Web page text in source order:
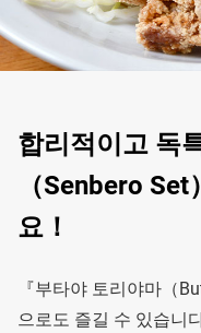
합리적이고 독
（Senbero
요！
『부타야 토리야마（
으로도 즐길 수 있습니